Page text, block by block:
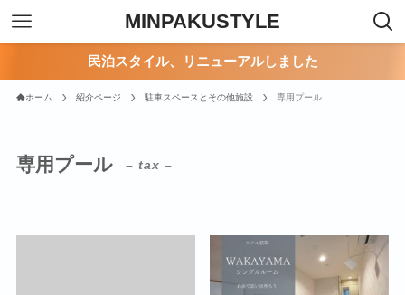
MINPAKUSTYLE
民泊スタイル、リニューアルしました
ホーム 紹介ページ 駐車スペースとその他施設 専用プール
専用プール – tax –